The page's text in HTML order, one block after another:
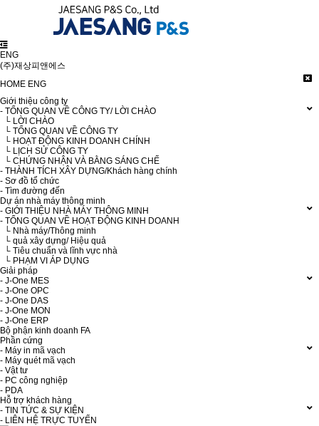
ENG
(주)재상피앤에스
HOME ENG
Giới thiệu công ty
- TỔNG QUAN VỀ CÔNG TY/ LỜI CHÀO
└ LỜI CHÀO
└ TỔNG QUAN VỀ CÔNG TY
└ HOẠT ĐỘNG KINH DOANH CHÍNH
└ LỊCH SỬ CÔNG TY
└ CHỨNG NHẬN VÀ BẰNG SÁNG CHẾ
- THÀNH TÍCH XÂY DỰNG/Khách hàng chính
- Sơ đồ tổ chức
- Tìm đường đến
Dự án nhà máy thông minh
- GIỚI THIỆU NHÀ MÁY THÔNG MINH
- TỔNG QUAN VỀ HOẠT ĐỘNG KINH DOANH
└ Nhà máy/Thông minh
└ quả xây dựng/ Hiệu quả
└ Tiêu chuẩn và lĩnh vực nhà
└ PHẠM VI ÁP DỤNG
Giải pháp
- J-One MES
- J-One OPC
- J-One DAS
- J-One MON
- J-One ERP
Bộ phận kinh doanh FA
Phần cứng
- Máy in mã vạch
- Máy quét mã vạch
- Vật tư
- PC công nghiệp
- PDA
Hỗ trợ khách hàng
- TIN TỨC & SỰ KIỆN
- LIÊN HỆ TRỰC TUYẾN